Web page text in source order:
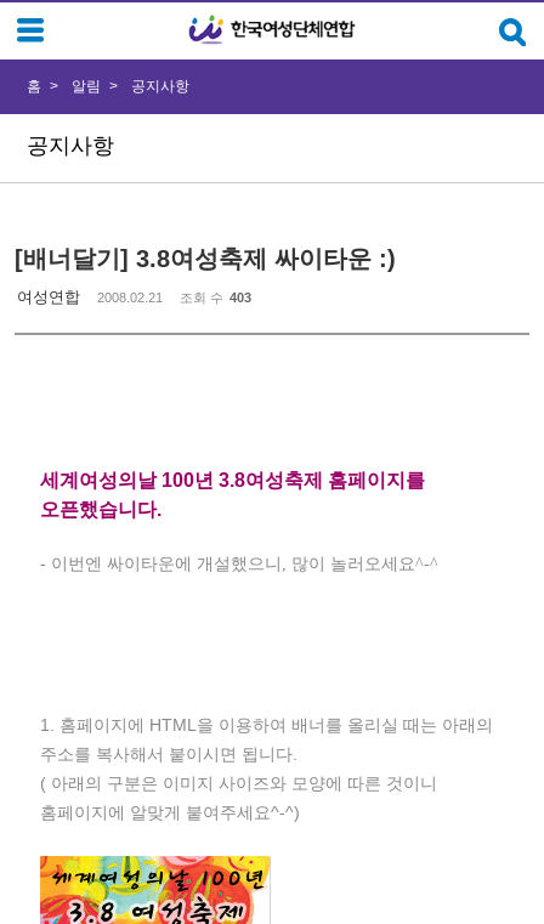
공지사항
홈 알림 공지사항
[배너달기] 3.8여성축제 싸이타운 :)
여성연합 2008.02.21 조회 수 403
세계여성의날 100년 3.8여성축제 홈페이지를
오픈했습니다.
- 이번엔 싸이타운에 개설했으니, 많이 놀러오세요^-^
1. 홈페이지에 HTML을 이용하여 배너를 올리실 때는 아래의
주소를 복사해서 붙이시면 됩니다.
( 아래의 구분은 이미지 사이즈와 모양에 따른 것이니
홈페이지에 알맞게 붙여주세요^-^)